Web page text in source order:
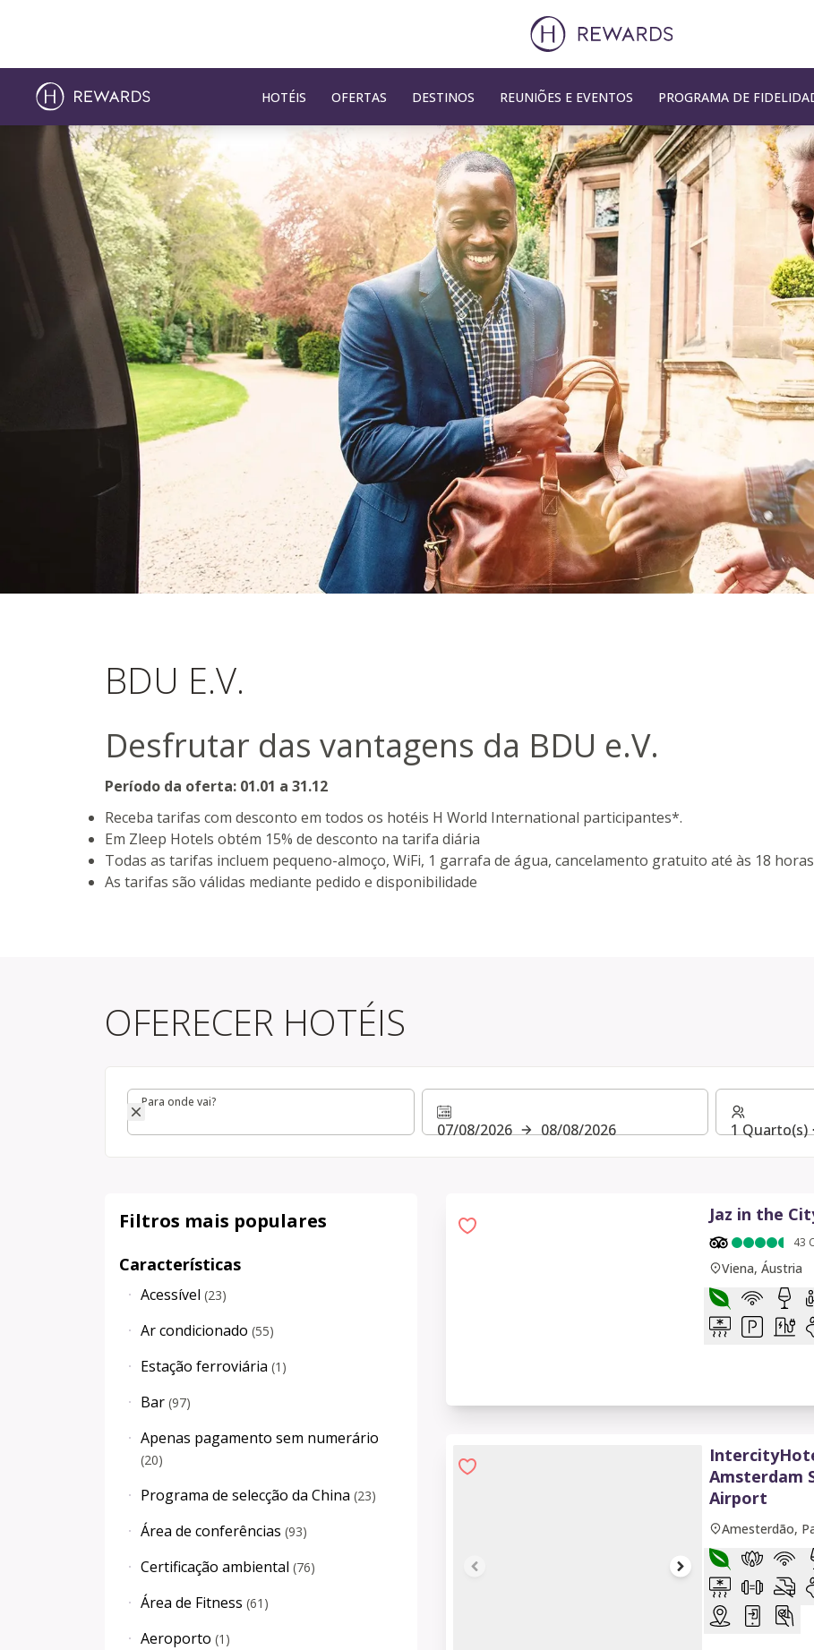
HOTÉIS OFERTAS DESTINOS REUNIÕES E EVENTOS PROGRAMA DE
Diapositivo 1 de 1
Consultores de Gestão
Alemães associação
registada
BDU E.V.
Desfrutar das vantagens da BDU e.V.
Período da oferta: 01.01 a 31.12
Receba tarifas com desconto em todos os hotéis H World International participantes*.
Em Zleep Hotels obtém 15% de desconto na tarifa diária
Todas as tarifas incluem pequeno-almoço, WiFi, 1 garrafa de água, cancelamento gratuito até às 18
As tarifas são válidas mediante pedido e disponibilidade
OFERECER HOTÉIS
Para onde vai?
Para onde vai?
07/08/2026 08/08/2026 1 Quarto(s)
Filtros mais populares
Características
Acessível (23)
Ar condicionado (55)
Estação ferroviária (1 )
Bar (97)
Apenas pagamento sem numerário
(20)
Programa de selecção da China (23)
Área de conferências (93)
Certificação ambiental (76)
Área de Fitness (61 )
Aeroporto (1 )
Jaz in the
43
Viena, Áustria
Amsterdam
Airport
Amesterdão,